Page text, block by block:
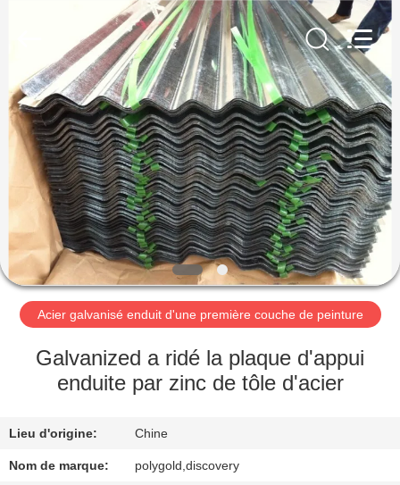
À
LA
MAISON
PRODUITS
À
PROPOS
DE
NOUS
DE
L'USINE
Rights
Reserved.
Acier galvanisé enduit d'une première couche de peinture
Galvanized a ridé la plaque d'appui
enduite par zinc de tôle d'acier
Lieu d'origine: Chine
Nom de marque: polygold,discovery